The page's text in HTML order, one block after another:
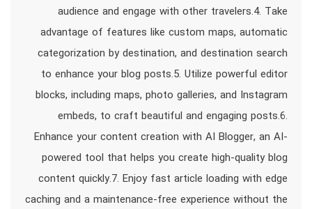
audience and engage with other travelers.4. Take
advantage of features like custom maps, automatic
categorization by destination, and destination search
to enhance your blog posts.5. Utilize powerful editor
blocks, including maps, photo galleries, and Instagram
embeds, to craft beautiful and engaging posts.6.
Enhance your content creation with AI Blogger, an AI-
powered tool that helps you create high-quality blog
content quickly.7. Enjoy fast article loading with edge
caching and a maintenance-free experience without the